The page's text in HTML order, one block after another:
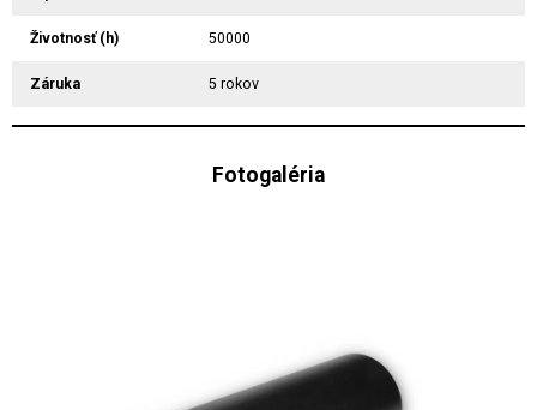
Životnosť (h) 50000
Záruka 5 rokov
Fotogaléria